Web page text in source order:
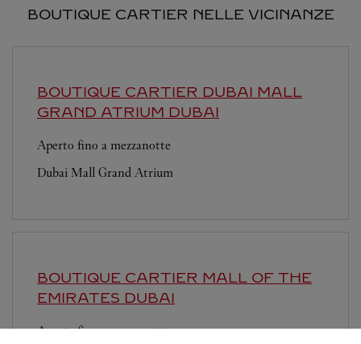
BOUTIQUE CARTIER NELLE VICINANZE
BOUTIQUE CARTIER DUBAI MALL
GRAND ATRIUM DUBAI
Aperto fino a mezzanotte
Dubai Mall Grand Atrium
BOUTIQUE CARTIER MALL OF THE
EMIRATES DUBAI
Aperto fino a mezzanotte